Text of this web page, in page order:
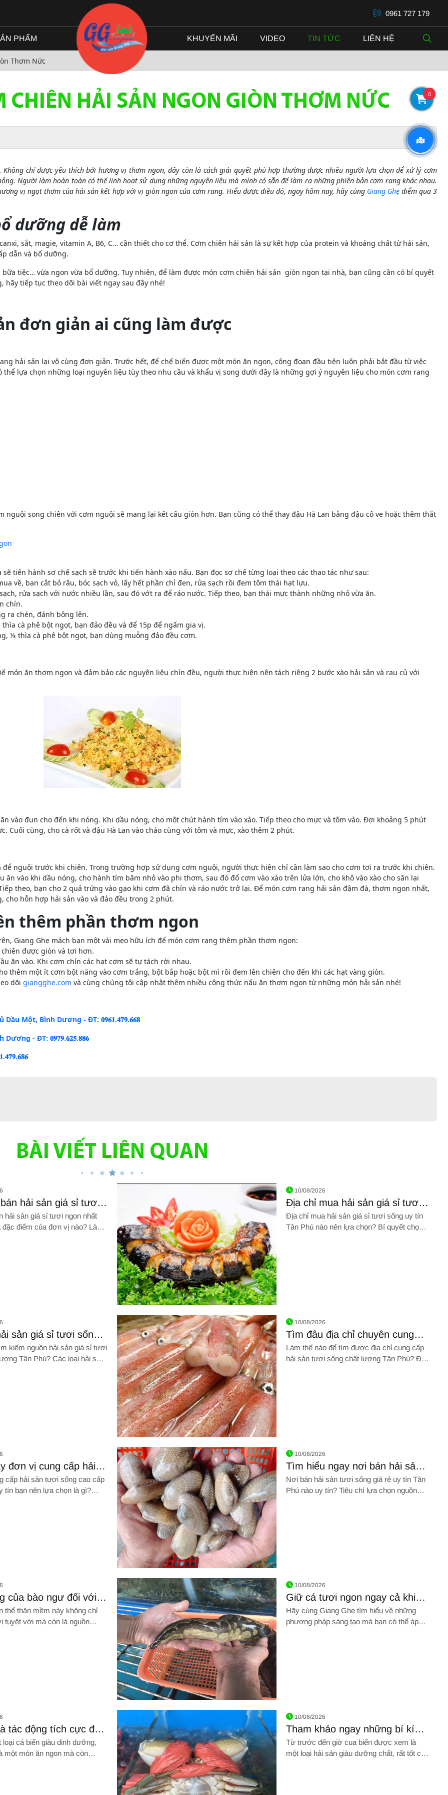
0961 727 179
PHẨM KHUYẾN MÃI VIDEO TIN TỨC LIÊN HỆ
Thơm Nức
CHIÊN HẢI SẢN NGON GIÒN THƠM NỨC
chỉ được yêu thích bởi hương vị thơm ngon, đây còn là cách giải quyết phù hợp thường được nhiều người lựa chọn để xử lý cơm
Người làm hoàn toàn có thể linh hoạt sử dụng những nguyên liệu mà mình có sẵn để làm ra những phiên bản cơm rang khác nhau.
vị ngọt thơm của hải sản kết hợp với vị giòn ngon của cơm rang. Hiểu được điều đó, ngay hôm nay, hãy cùng Giang Ghẹđiểm qua 3
dưỡng dễ làm
sắt, magie, vitamin A, B6, C… cần thiết cho cơ thể. Cơm chiên hải sản là sự kết hợp của protein và khoáng chất từ ​​hải sản,
dẫn và bổ dưỡng.
tiệc… vừa ngon vừa bổ dưỡng. Tuy nhiên, để làm được món cơm chiên hải sản giòn ngon tại nhà, bạn cũng cần có bí quyết
tiếp tục theo dõi bài viết ngay sau đây nhé!
đơn giản ai cũng làm được
hải sản lại vô cùng đơn giản. Trước hết, để chế biến được một món ăn ngon, công đoạn đầu tiên luôn phải bắt đầu từ việc
lựa chọn những loại nguyên liệu tùy theo nhu cầu và khẩu vị song dưới đây là những gợi ý nguyên liệu cho món cơm rang
song chiên với cơm nguội sẽ mang lại kết cấu giòn hơn. Bạn cũng có thể thay đậu Hà Lan bằng đậu cô ve hoặc thêm thắt
tiến hành sơ chế sạch sẽ trước khi tiến hành xào nấu. Bạn đọc sơ chế từng loại theo các thao tác như sau:
về, bạn cắt bỏ râu, bóc sạch vỏ, lấy hết phần chỉ đen, rửa sạch rồi đem tôm thái hạt lựu.
rửa sạch với nước nhiều lần, sau đó vớt ra để ráo nước. Tiếp theo, bạn thái mực thành những nhỏ vừa ăn.
chín.
ra chén, đánh bông lên.
cà phê bột ngọt, bạn đảo đều và để 15p để ngấm gia vị.
⅓ thìa cà phê bột ngọt, bạn dùng muỗng đảo đều cơm.
ăn thơm ngon và đảm bảo các nguyên liệu chín đều, người thực hiện nên tách riêng 2 bước xào hải sản và rau củ với
vào đun cho đến khi nóng. Khi dầu nóng, cho một chút hành tím vào xào. Tiếp theo cho mực và tôm vào. Đợi khoảng 5 phút
cùng, cho cà rốt và đậu Hà Lan vào chảo cùng với tôm và mực, xào thêm 2 phút.
nguội trước khi chiên. Trong trường hợp sử dụng cơm nguội, người thực hiện chỉ cần làm sao cho cơm tơi ra trước khi chiên.
vào khi dầu nóng, cho hành tím băm nhỏ vào phi thơm, sau đó đổ cơm vào xào trên lửa lớn, cho khô vào xào cho săn lại
theo, bạn cho 2 quả trứng vào gạo khi cơm đã chín và ráo nước trở lại. Để món cơm rang hải sản đậm đà, thơm ngon nhất,
hỗn hợp hải sản vào và đảo đều trong 2 phút.
thêm phần thơm ngon
Giang Ghẹ mách bạn một vài mẹo hữu ích để món cơm rang thêm phần thơm ngon:
được giòn và tơi hơn.
ăn vào. Khi cơm chín các hạt cơm sẽ tự tách rời nhau.
thêm một ít cơm bột năng vào cơm trắng, bột bắp hoặc bột mì rồi đem lên chiên cho đến khi các hạt vàng giòn.
dõi giangghe.com và cùng chúng tôi cập nhật thêm nhiều công thức nấu ăn thơm ngon từ những món hải sản nhé!
Một, Bình Dương - ĐT: 𝟎𝟗𝟔𝟏.𝟒𝟕𝟗.𝟔𝟔𝟖
- ĐT: 𝟎𝟗𝟕𝟗.𝟔𝟐𝟓.𝟖𝟖𝟔
BÀI VIẾT LIÊN QUAN
hải sản giá sỉ tươi
Tân Bình top đầu thị
hải sản giá sỉ tươi ngon nhất
đặc điểm của đơn vị nào? Làm
10/08/2026
Địa chỉ mua hải sản giá sỉ tươi
sống uy tín Tân Phú không thể
bỏ lỡ
Địa chỉ mua hải sản giá sỉ tươi sống uy tín
Tân Phú nào nên lựa chọn? Bí quyết chọn
sản giá sỉ tươi sống
Tân Phú top đầu thị
kiếm nguồn hải sản giá sỉ tươi
Tân Phú? Các loại hải sản
10/08/2026
Tìm đâu địa chỉ chuyên cung
cấp hải sản tươi sống chất
lượng Tân Phú?
Làm thế nào để tìm được địa chỉ cung cấp
hải sản tươi sống chất lượng Tân Phú? Đâu
đơn vị cung cấp hải
cao cấp Tân Bình
cấp hải sản tươi sống cao cấp
tín bạn nên lựa chọn là gì?
10/08/2026
Tìm hiểu ngay nơi bán hải sản
tươi sống giá rẻ uy tín Tân Phú
top đầu
Nơi bán hải sản tươi sống giá rẻ uy tín Tân
Phú nào uy tín? Tiêu chí lựa chọn nguồn
của bào ngư đối với
thể thân mềm này không chỉ
tuyệt vời mà còn là nguồn
10/08/2026
Giữ cá tươi ngon ngay cả khi
không có tủ lạnh
Hãy cùng Giang Ghẹ tìm hiểu về những
phương pháp sáng tạo mà bạn có thể áp
tác động tích cực đến
cơ thể bạn
loại cá biển giàu dinh dưỡng,
một món ăn ngon mà còn
10/08/2026
Tham khảo ngay những bí kíp
lựa chọn cua biển ngon
Từ trước đến giờ cua biển được xem là
một loại hải sản giàu dưỡng chất, rất tốt cho
0